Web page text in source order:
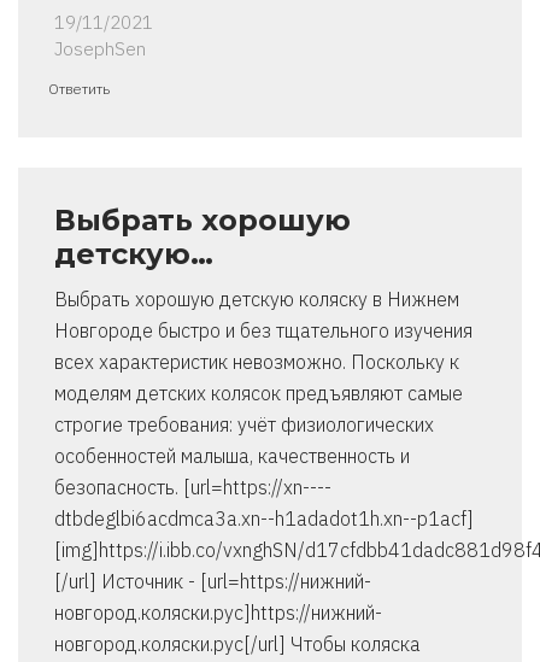
19/11/2021
JosephSen
Ответить
Выбрать хорошую
детскую…
Выбрать хорошую детскую коляску в Нижнем
Новгороде быстро и без тщательного изучения
всех характеристик невозможно. Поскольку к
моделям детских колясок предъявляют самые
строгие требования: учёт физиологических
особенностей малыша, качественность и
безопасность. [url=https://xn----
dtbdeglbi6acdmca3a.xn--h1adadot1h.xn--p1acf]
[img]https://i.ibb.co/vxnghSN/
[/url] Источник - [url=https://нижний-
новгород.коляски.рус]https://нижний-
новгород.коляски.рус[/url] Чтобы коляска